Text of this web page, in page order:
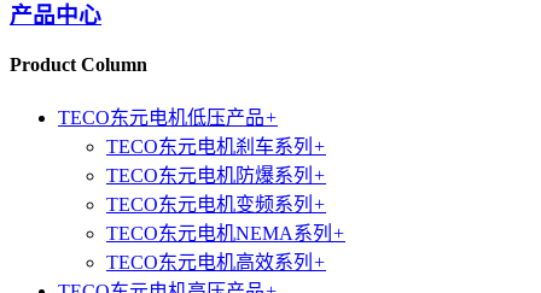
产品中心
Product Column
TECO东元电机低压产品+
TECO东元电机刹车系列 +
TECO东元电机防爆系列 +
TECO东元电机变频系列 +
TECO东元电机NEMA系列 +
TECO东元电机高效系列 +